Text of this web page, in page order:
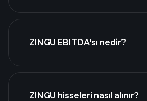
işverenler
ZINGU EBITDA'sı nedir?
ZINGU hisseleri nasıl alınır?